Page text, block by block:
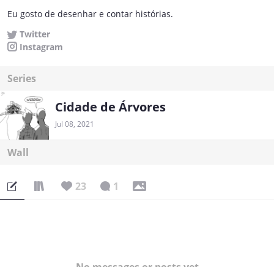
Eu gosto de desenhar e contar histórias.
Twitter
Instagram
Series
Cidade de Árvores
Jul 08, 2021
Wall
23 1